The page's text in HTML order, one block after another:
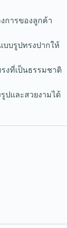
การของลูกค้า
บบรูปทรงปากให้
งที่เป็นธรรมชาติ
ปและสวยงามได้